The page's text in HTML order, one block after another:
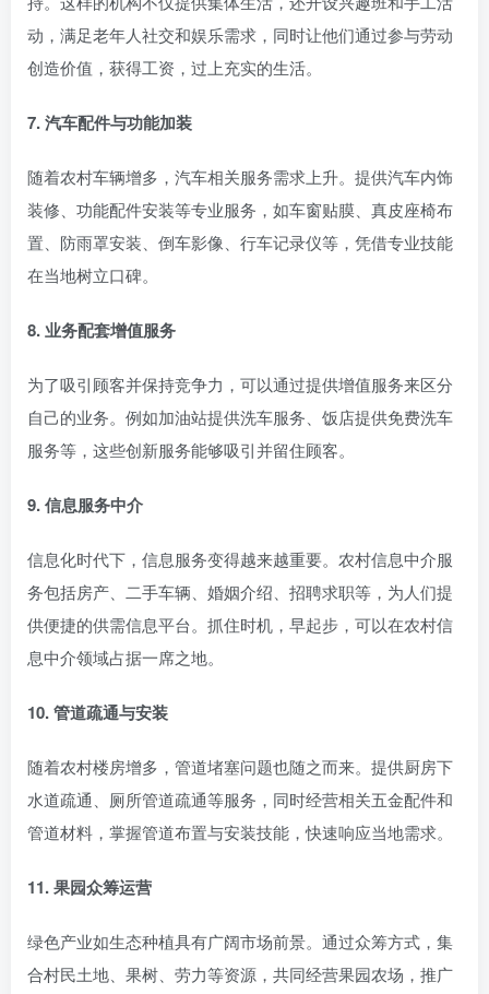
动，满足老年人社交和娱乐需求，同时让他们通过参与劳动
创造价值，获得工资，过上充实的生活。
7. 汽车配件与功能加装
随着农村车辆增多，汽车相关服务需求上升。提供汽车内饰
装修、功能配件安装等专业服务，如车窗贴膜、真皮座椅布
置、防雨罩安装、倒车影像、行车记录仪等，凭借专业技能
在当地树立口碑。
8. 业务配套增值服务
为了吸引顾客并保持竞争力，可以通过提供增值服务来区分
自己的业务。例如加油站提供洗车服务、饭店提供免费洗车
服务等，这些创新服务能够吸引并留住顾客。
9. 信息服务中介
信息化时代下，信息服务变得越来越重要。农村信息中介服
务包括房产、二手车辆、婚姻介绍、招聘求职等，为人们提
供便捷的供需信息平台。抓住时机，早起步，可以在农村信
息中介领域占据一席之地。
10. 管道疏通与安装
随着农村楼房增多，管道堵塞问题也随之而来。提供厨房下
水道疏通、厕所管道疏通等服务，同时经营相关五金配件和
管道材料，掌握管道布置与安装技能，快速响应当地需求。
11. 果园众筹运营
绿色产业如生态种植具有广阔市场前景。通过众筹方式，集
合村民土地、果树、劳力等资源，共同经营果园农场，推广